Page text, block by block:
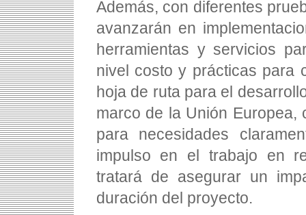
Además, con diferentes
avanzarán en
herramientas y servicios
nivel costo y prácticas para
hoja de ruta para el
marco de la Unión
para necesidades
impulso en el trabajo en
tratará de asegurar un
duración del proyecto.